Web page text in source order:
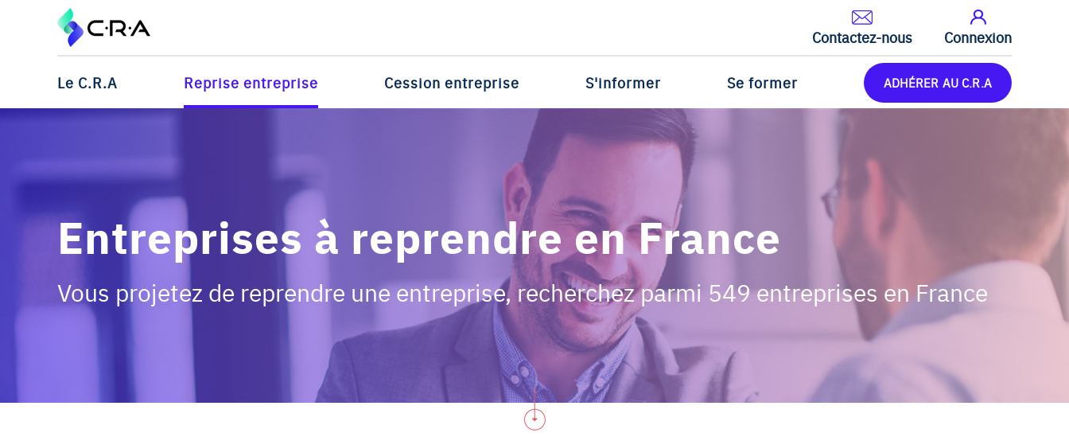
Contactez-nous Connexion
Le C.R.A Reprise entreprise Cession entreprise S'informer Se former ADHÉRER AU C.R.A
Entreprises à reprendre en France
Vous projetez de reprendre une entreprise, recherchez parmi 549 entreprises en France